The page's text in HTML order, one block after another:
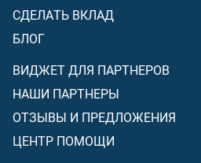
СДЕЛАТЬ ВКЛАД
БЛОГ
ВИДЖЕТ ДЛЯ ПАРТНЕРОВ
НАШИ ПАРТНЕРЫ
ОТЗЫВЫ И ПРЕДЛОЖЕНИЯ
ЦЕНТР ПОМОЩИ